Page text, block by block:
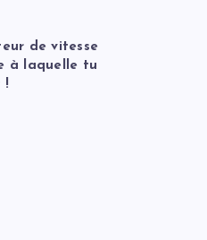
de vitesse
à laquelle tu
!